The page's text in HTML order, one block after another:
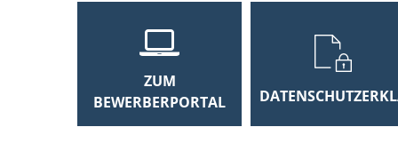
ZUM
BEWERBERPORTAL